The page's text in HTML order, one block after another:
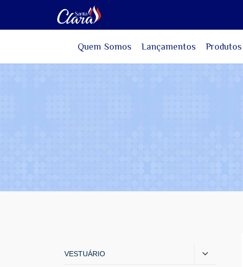
Quem Somos Lançamentos Produtos
VESTUÁRIO